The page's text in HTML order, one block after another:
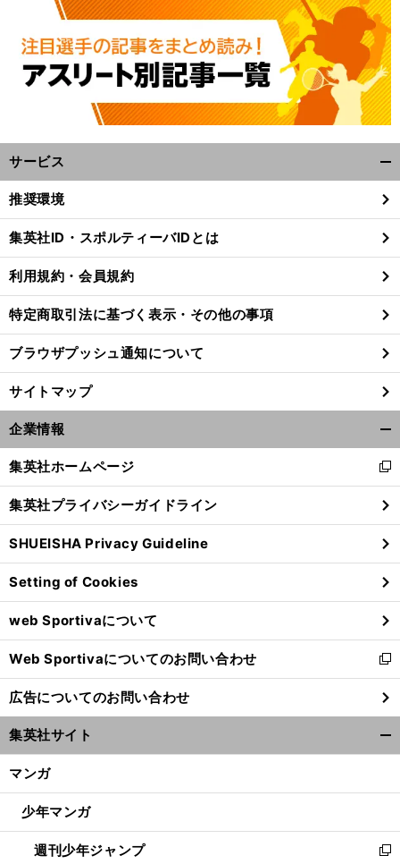
前
へ
サービス
閉
る
推奨環境
集英社ID・スポルティーバIDとは
利用規約・会員規約
特定商取引法に基づく表示・その他の事項
ブラウザプッシュ通知について
サイトマップ
企業情報
閉
る
集英社ホームページ
新
し
い
ウ
ィ
ン
ド
ウ
で
開
く
集英社プライバシーガイドライン
SHUEISHA Privacy Guideline
Setting of Cookies
web Sportivaについて
Web Sportivaについてのお問い合わせ
新
し
い
ウ
ィ
ン
ウ
開
く
広告についてのお問い合わせ
集英社サイト
マンガ
少年マンガ
週刊少年ジャンプ
新